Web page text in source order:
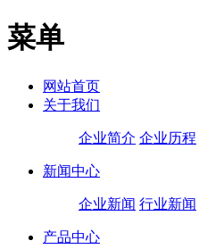
菜单
网站首页
关于我们
企业简介 企业历程
新闻中心
企业新闻 行业新闻
产品中心